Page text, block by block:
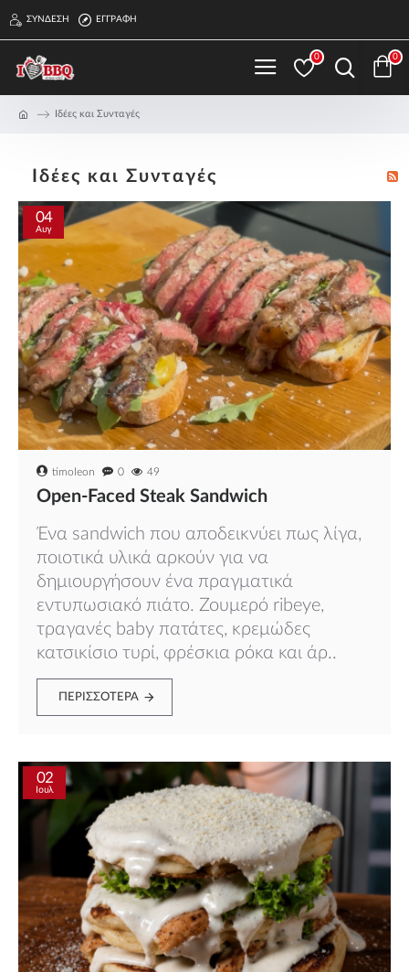
ΣΎΝΔΕΣΗ ΕΓΓΡΑΦΉ
0 0
Ιδέες και Συνταγές
Ιδέες και Συνταγές
04
Αυγ
timoleon 0 49
Open-Faced Steak Sandwich
Ένα sandwich που αποδεικνύει πως λίγα,
ποιοτικά υλικά αρκούν για να
δημιουργήσουν ένα πραγματικά
εντυπωσιακό πιάτο. Ζουμερό ribeye,
τραγανές baby πατάτες, κρεμώδες
κατσικίσιο τυρί, φρέσκια ρόκα και άρ..
ΠΕΡΙΣΣΌΤΕΡΑ
02
Ιουλ